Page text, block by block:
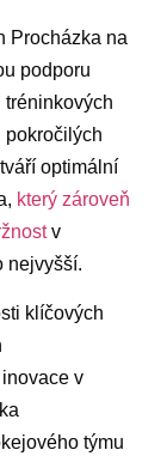
Procházka na
podporu
tréninkových
pokročilých
optimální
který zároveň
v
klíčových
v
týmu